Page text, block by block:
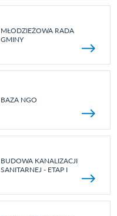
MŁODZIEŻOWA RADA
GMINY
BAZA NGO
BUDOWA KANALIZACJI
SANITARNEJ - ETAP I